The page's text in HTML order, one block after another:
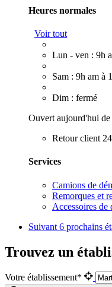
Heures normales
Voir tout
Lun - ven : 9h
Sam : 9h am à
Dim : fermé
Ouvert aujourd'hui
Retour client
Services
Camions de
Remorques et
Accessoires de
Suivant 6 prochains
Trouvez un
Votre établissement*